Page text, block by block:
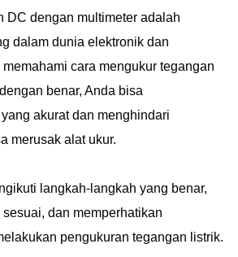
DC dengan multimeter adalah
dalam dunia elektronik dan
cara mengukur tegangan
benar, Anda bisa
akurat dan menghindari
merusak alat ukur.
langkah-langkah yang benar,
dan memperhatikan
pengukuran tegangan listrik.